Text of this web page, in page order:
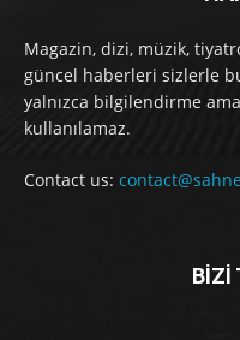
Magazin, dizi, müzik,
güncel haberleri sizlerle
yalnızca bilgilendirme
kullanılamaz.
Contact us:
BİZİ